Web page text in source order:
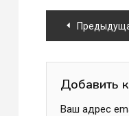
по
записям
Добавить
Ваш адрес